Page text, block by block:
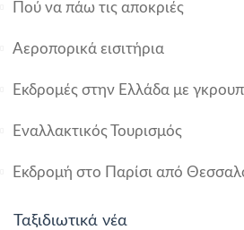
Πού να πάω τις αποκριές
Αεροπορικά εισιτήρια
Εκδρομές στην Ελλάδα με γκρουπ
Εναλλακτικός Τουρισμός
Εκδρομή στο Παρίσι από
Ταξιδιωτικά νέα